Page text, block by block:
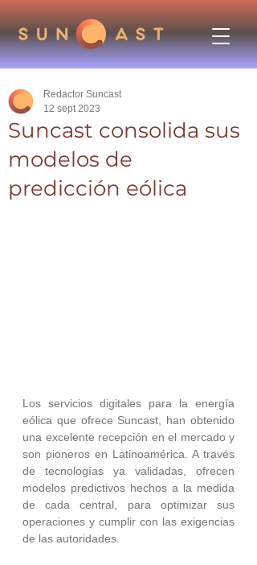
Suncast consolida sus
modelos de
predicción eólica
Redactor Suncast
12 sept 2023
Los servicios digitales para la energía
eólica que ofrece Suncast, han obtenido
una excelente recepción en el mercado y
son pioneros en Latinoamérica. A través
de tecnologías ya validadas, ofrecen
modelos predictivos hechos a la medida
de cada central, para optimizar sus
operaciones y cumplir con las exigencias
de las autoridades.